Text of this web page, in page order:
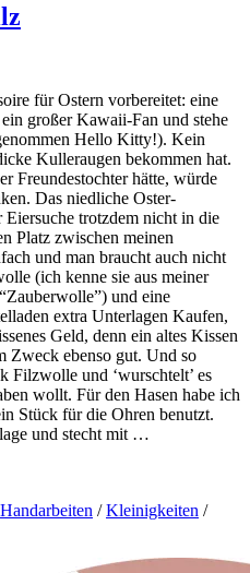
für Ostern vorbereitet: eine
großer Kawaii-Fan und stehe
Hello Kitty!). Kein
Kulleraugen bekommen hat.
Freundestochter hätte, würde
Das niedliche Oster-
Eiersuche trotzdem nicht in die
Platz zwischen meinen
und man braucht auch nicht
(ich kenne sie aus meiner
und eine
extra Unterlagen Kaufen,
Geld, denn ein altes Kissen
Zweck ebenso gut. Und so
Filzwolle und ‘wurschtelt’ es
wollt. Für den Hasen habe ich
Stück für die Ohren benutzt.
und stecht mit …
Handarbeiten /Kleinigkeiten /